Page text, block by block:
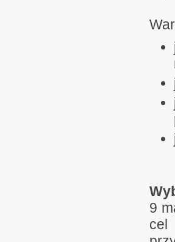
9
cel